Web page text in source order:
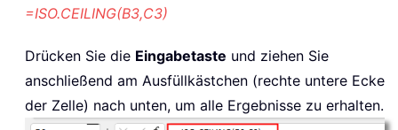
=ISO.CEILING(B3,C3)
Drücken Sie die Eingabetaste und ziehen Sie
anschließend am Ausfüllkästchen (rechte untere Ecke
der Zelle) nach unten, um alle Ergebnisse zu erhalten.